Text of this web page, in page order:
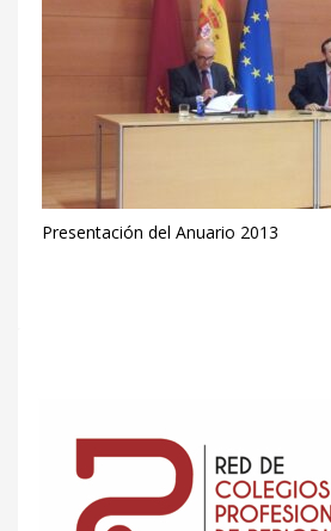
Presentación del Anuario 2013